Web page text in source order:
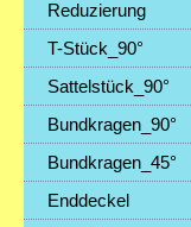
Reduzierung
T-Stück_90°
Sattelstück_90°
Bundkragen_90°
Bundkragen_45°
Enddeckel